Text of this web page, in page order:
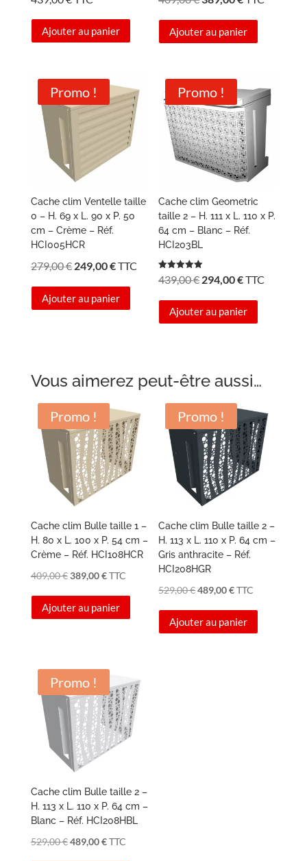
Ajouter au panier
initial
actuel
Ajouter au panier
Promo !
Cache clim Ventelle taille
0 – H. 69 x L. 90 x P. 50
cm – Crème – Réf.
HCI005HCR
279,00€ Le
initial
249,00€Le
actuel
TTC
Ajouter au panier
Promo !
Cache clim Geometric
taille 2 – H. 111 x L. 110 x P.
64 cm – Blanc – Réf.
HCI203BL
Note
5.00
439,00€ Le
initial
294,00€Le
actuel
TTC
Ajouter au panier
Vous aimerez peut-être aussi…
Promo !
Cache clim Bulle taille 1 –
H. 80 x L. 100 x P. 54 cm –
Crème – Réf. HCI108HCR
409,00€Le
initial
389,00€Le
actuel
TTC
Ajouter au panier
Promo !
Cache clim Bulle taille 2 –
H. 113 x L. 110 x P. 64 cm –
Gris anthracite – Réf.
HCI208HGR
529,00€Le
initial
489,00€Le
actuel
TTC
Ajouter au panier
Promo !
Cache clim Bulle taille 2 –
H. 113 x L. 110 x P. 64 cm –
Blanc – Réf. HCI208HBL
529,00€Le
489,00€Le
TTC